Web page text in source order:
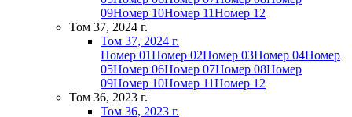
09Номер 10Номер 11Номер 12
Том 37, 2024 г.
Том 37, 2024 г.
Номер 01Номер 02Номер 03Номер 04Номер
05Номер 06Номер 07Номер 08Номер
09Номер 10Номер 11Номер 12
Том 36, 2023 г.
Том 36, 2023 г.